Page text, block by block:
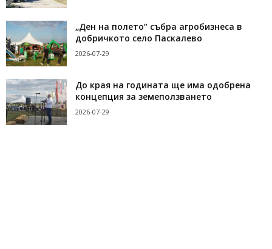
„Ден на полето“ събра агробизнеса в
добричкото село Паскалево
2026-07-29
До края на годината ще има одобрена
концепция за земеползването
2026-07-29